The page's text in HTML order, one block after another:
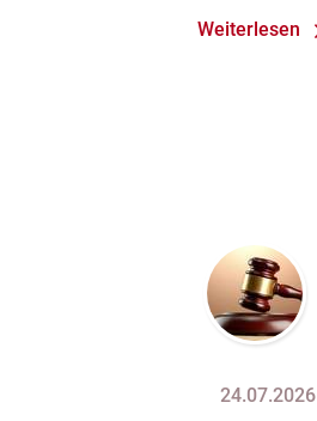
Weiterlesen
24.07.2026